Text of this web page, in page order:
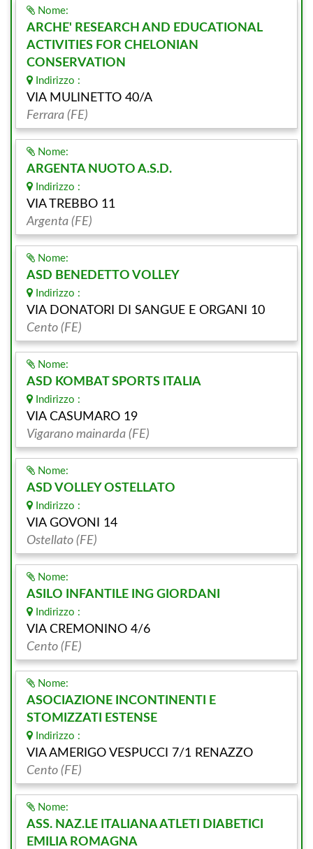
Nome:
ARCHE' RESEARCH AND EDUCATIONAL
ACTIVITIES FOR CHELONIAN
CONSERVATION
Indirizzo :
VIA MULINETTO 40/A
Ferrara (FE)
Nome:
ARGENTA NUOTO A.S.D.
Indirizzo :
VIA TREBBO 11
Argenta (FE)
Nome:
ASD BENEDETTO VOLLEY
Indirizzo :
VIA DONATORI DI SANGUE E ORGANI 10
Cento (FE)
Nome:
ASD KOMBAT SPORTS ITALIA
Indirizzo :
VIA CASUMARO 19
Vigarano mainarda (FE)
Nome:
ASD VOLLEY OSTELLATO
Indirizzo :
VIA GOVONI 14
Ostellato (FE)
Nome:
ASILO INFANTILE ING GIORDANI
Indirizzo :
VIA CREMONINO 4/6
Cento (FE)
Nome:
ASOCIAZIONE INCONTINENTI E
STOMIZZATI ESTENSE
Indirizzo :
VIA AMERIGO VESPUCCI 7/1 RENAZZO
Cento (FE)
Nome:
ASS. NAZ.LE ITALIANA ATLETI DIABETICI
EMILIA ROMAGNA